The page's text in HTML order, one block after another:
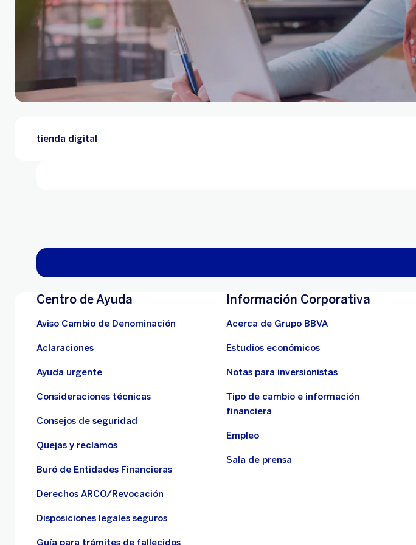
tienda digital
Centro de Ayuda
Aviso Cambio de Denominación
Aclaraciones
Ayuda urgente
Consideraciones técnicas
Consejos de seguridad
Quejas y reclamos
Buró de Entidades Financieras
Derechos ARCO/Revocación
Disposiciones legales seguros
Guía para trámites de fallecidos
Información Corporativa
Acerca de Grupo BBVA
Estudios económicos
Notas para inversionistas
Tipo de cambio e información
financiera
Empleo
Sala de prensa